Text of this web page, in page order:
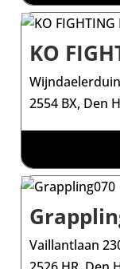
KO
2554 BX, Den
Vaillantlaan